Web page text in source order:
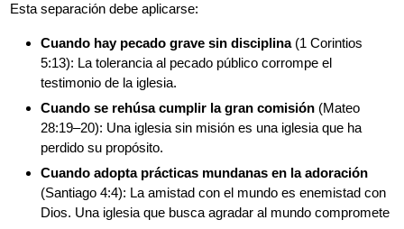
Esta separación debe aplicarse:
Cuando hay pecado grave sin disciplina(1 Corintios
5:13): La tolerancia al pecado público corrompe el
testimonio de la iglesia.
Cuando se rehúsa cumplir la gran comisión(Mateo
28:19–20): Una iglesia sin misión es una iglesia que ha
perdido su propósito.
Cuando adopta prácticas mundanas en la adoración
(Santiago 4:4): La amistad con el mundo es enemistad con
Dios. Una iglesia que busca agradar al mundo compromete